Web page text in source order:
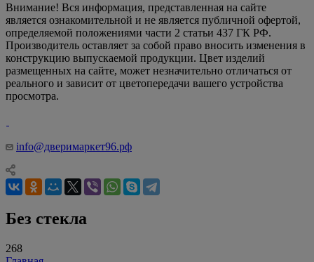
Внимание! Вся информация, представленная на сайте
является ознакомительной и не является публичной офертой,
определяемой положениями части 2 статьи 437 ГК РФ.
Производитель оставляет за собой право вносить изменения в
конструкцию выпускаемой продукции. Цвет изделий
размещенных на сайте, может незначительно отличаться от
реального и зависит от цветопередачи вашего устройства
просмотра.
info@дверимаркет96.рф
Без стекла
268